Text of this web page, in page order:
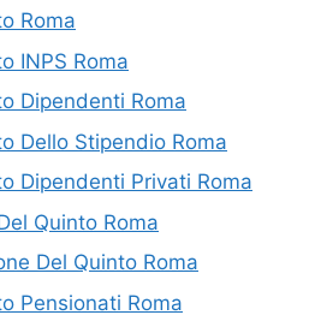
Roma
INPS Roma
Dipendenti Roma
Dello Stipendio Roma
Dipendenti Privati Roma
Quinto Roma
Del Quinto Roma
Pensionati Roma